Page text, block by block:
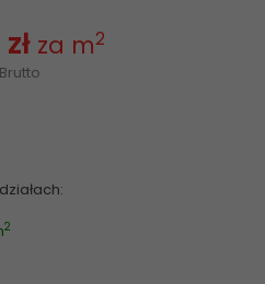
za m2
Brutto
2